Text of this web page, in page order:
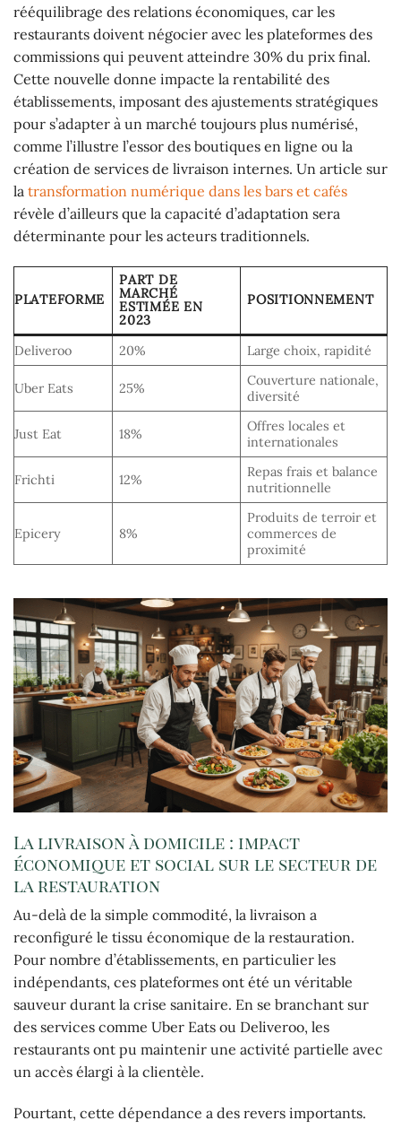
rééquilibrage des relations économiques, car les
restaurants doivent négocier avec les plateformes des
commissions qui peuvent atteindre 30% du prix final.
Cette nouvelle donne impacte la rentabilité des
établissements, imposant des ajustements stratégiques
pour s’adapter à un marché toujours plus numérisé,
comme l’illustre l’essor des boutiques en ligne ou la
création de services de livraison internes. Un article sur
la transformation numérique dans les bars et cafés
révèle d’ailleurs que la capacité d’adaptation sera
déterminante pour les acteurs traditionnels.
PLATEFORME
PART DE
MARCHÉ
ESTIMÉE EN
2023
POSITIONNEMENT
Deliveroo 20% Large choix, rapidité
Uber Eats 25%
Couverture nationale,
diversité
Just Eat 18%
Offres locales et
internationales
Frichti 12%
Repas frais et balance
nutritionnelle
Epicery 8%
Produits de terroir et
commerces de
proximité
La livraison à domicile : impact
économique et social sur le secteur de
la restauration
Au-delà de la simple commodité, la livraison a
reconfiguré le tissu économique de la restauration.
Pour nombre d’établissements, en particulier les
indépendants, ces plateformes ont été un véritable
sauveur durant la crise sanitaire. En se branchant sur
des services comme Uber Eats ou Deliveroo, les
restaurants ont pu maintenir une activité partielle avec
un accès élargi à la clientèle.
Pourtant, cette dépendance a des revers importants.